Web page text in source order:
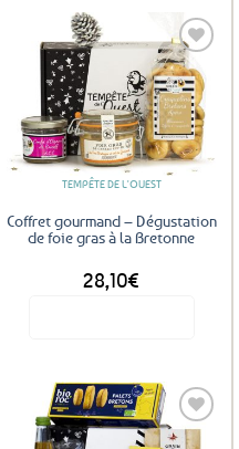
Ajouter
aux
favoris
TEMPÊTE DE L'OUEST
Coffret gourmand – Dégustation
de foie gras à la Bretonne
28,10€